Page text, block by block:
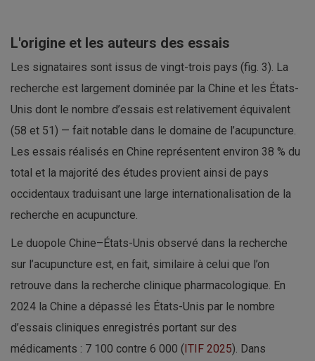
L'origine et les auteurs des essais
Les signataires sont issus de vingt-trois pays (fig. 3). La
recherche est largement dominée par la Chine et les États-
Unis dont le nombre d’essais est relativement équivalent
(58 et 51) — fait notable dans le domaine de l’acupuncture.
Les essais réalisés en Chine représentent environ 38 % du
total et la majorité des études provient ainsi de pays
occidentaux traduisant une large internationalisation de la
recherche en acupuncture.
Le duopole Chine–États-Unis observé dans la recherche
sur l’acupuncture est, en fait, similaire à celui que l’on
retrouve dans la recherche clinique pharmacologique. En
2024 la Chine a dépassé les États-Unis par le nombre
d’essais cliniques enregistrés portant sur des
médicaments : 7 100 contre 6 000 ( ITIF 2025). Dans